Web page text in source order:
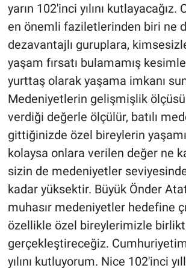
yarın 102'inci yılını
en önemli faziletlerinden biri ne
dezavantajlı guruplara,
yaşam fırsatı bulamamış
yurttaş olarak yaşama imkanı
Medeniyetlerin gelişmişlik
verdiği değerle ölçülür, batılı
gittiğinizde özel bireylerin
kolaysa onlara verilen değer ne
sizin de medeniyetler
kadar yüksektir. Büyük Önder
muhasır medeniyetler hedefine
özellikle özel bireylerimizle
gerçekleştireceğiz.
yılını kutluyorum. Nice 102'inci